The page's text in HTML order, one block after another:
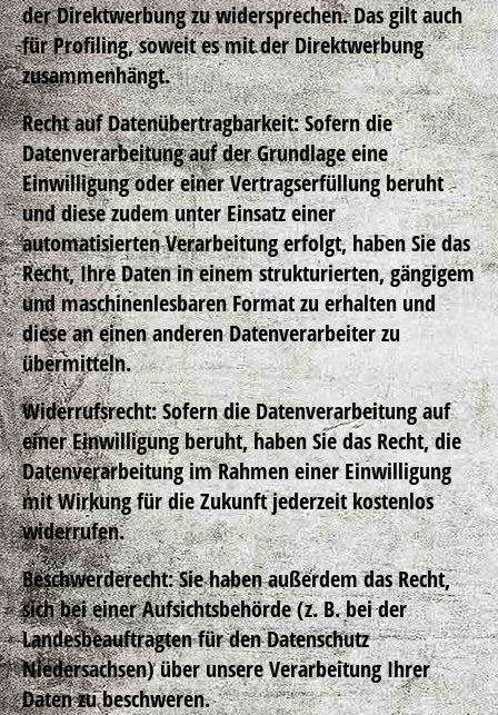
der Direktwerbung zu widersprechen. Das gilt auch
für Profiling, soweit es mit der Direktwerbung
zusammenhängt.
Recht auf Datenübertragbarkeit: Sofern die
Datenverarbeitung auf der Grundlage eine
Einwilligung oder einer Vertragserfüllung beruht
und diese zudem unter Einsatz einer
automatisierten Verarbeitung erfolgt, haben Sie das
Recht, Ihre Daten in einem strukturierten, gängigem
und maschinenlesbaren Format zu erhalten und
diese an einen anderen Datenverarbeiter zu
übermitteln.
Widerrufsrecht: Sofern die Datenverarbeitung auf
einer Einwilligung beruht, haben Sie das Recht, die
Datenverarbeitung im Rahmen einer Einwilligung
mit Wirkung für die Zukunft jederzeit kostenlos
widerrufen.
Beschwerderecht: Sie haben außerdem das Recht,
sich bei einer Aufsichtsbehörde (z. B. bei der
Landesbeauftragten für den Datenschutz
Niedersachsen) über unsere Verarbeitung Ihrer
Daten zu beschweren.